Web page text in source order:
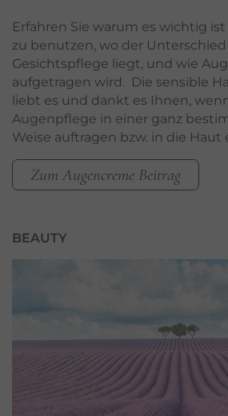
Erfahren Sie warum es wichtig
zu benutzen, wo der
Gesichtspflege liegt, und wie
aufgetragen wird. Die sensible
liebt es und dankt es Ihnen,
Augenpflege in einer ganz
Weise auftragen bzw. in die Haut
Zum Augencreme Beitrag
BEAUTY